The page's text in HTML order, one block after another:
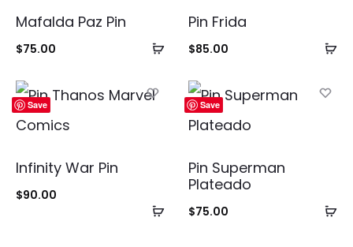
Añadir
carrito
Mafalda Paz Pin
$75.00
Pin Frida
$85.00
Save
Añadir
Infinity War Pin
$90.00
Save
Pin Superman
Plateado
$75.00